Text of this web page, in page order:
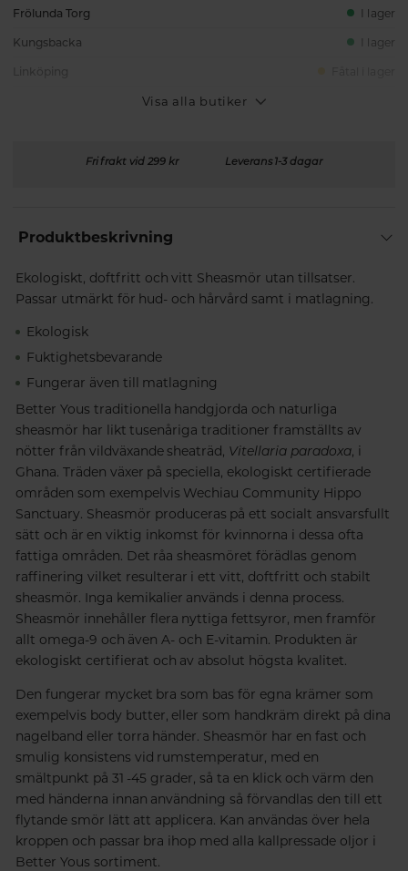
Frölunda Torg I lager
Kungsbacka I lager
Visa alla butiker
Fri frakt vid 299 kr Leverans 1-3 dagar
Produktbeskrivning
Ekologiskt, doftfritt och vitt Sheasmör utan tillsatser.
Passar utmärkt för hud- och hårvård samt i matlagning.
Ekologisk
Fuktighetsbevarande
Fungerar även till matlagning
Better Yous traditionella handgjorda och naturliga
sheasmör har likt tusenåriga traditioner framställts av
nötter från vildväxande sheaträd, Vitellaria paradoxa, i
Ghana. Träden växer på speciella, ekologiskt certifierade
områden som exempelvis Wechiau Community Hippo
Sanctuary. Sheasmör produceras på ett socialt ansvarsfullt
sätt och är en viktig inkomst för kvinnorna i dessa ofta
fattiga områden. Det råa sheasmöret förädlas genom
raffinering vilket resulterar i ett vitt, doftfritt och stabilt
sheasmör. Inga kemikalier används i denna process.
Sheasmör innehåller flera nyttiga fettsyror, men framför
allt omega-9 och även A- och E-vitamin. Produkten är
ekologiskt certifierat och av absolut högsta kvalitet.
Den fungerar mycket bra som bas för egna krämer som
exempelvis body butter, eller som handkräm direkt på dina
nagelband eller torra händer. Sheasmör har en fast och
smulig konsistens vid rumstemperatur, med en
smältpunkt på 31 -45 grader, så ta en klick och värm den
med händerna innan användning så förvandlas den till ett
flytande smör lätt att applicera. Kan användas över hela
kroppen och passar bra ihop med alla kallpressade oljor i
Better Yous sortiment.